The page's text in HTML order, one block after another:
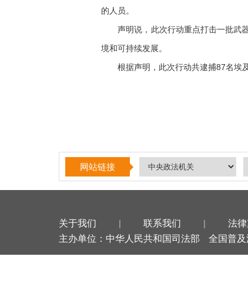
的人员。
声明说，此次行动重点打击一批武器
境和可持续发展。
根据声明，此次行动共逮捕87名埃及
网站链接
关于我们 | 联系我们 |
法
主办单位：中华人民共和国司法部
全国普